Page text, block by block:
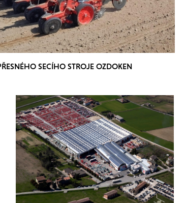
SECÍHO STROJE OZDOKEN